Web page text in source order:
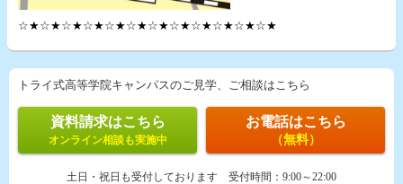
☆★☆★☆★☆★☆★☆★☆★☆★☆★☆★☆★☆★
トライ式高等学院キャンパスのご見学、ご相談はこちら
資料請求はこちら
オンライン相談も実施中
お電話はこちら
（無料）
土日・祝日も受付しております 受付時間： 9:00～22:00